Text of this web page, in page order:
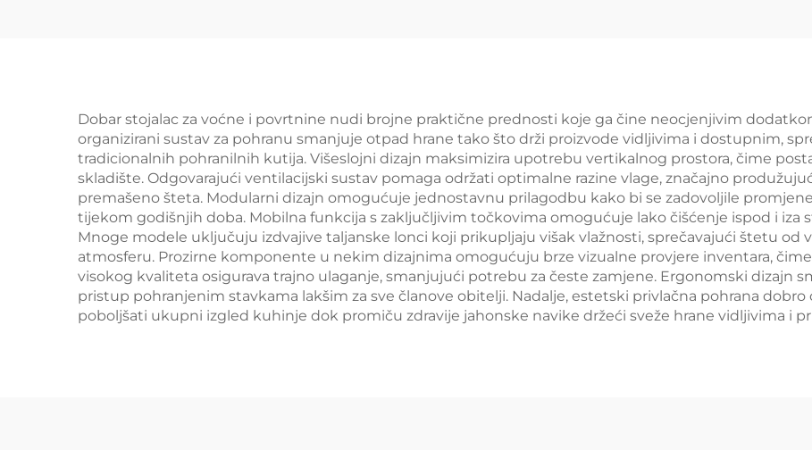
Dobar stojalac za voćne i povrtnine nudi brojne praktične prednosti koje ga čine neocjenjivim
organizirani sustav za pohranu smanjuje otpad hrane tako što drži proizvode vidljivima i dostupnim,
tradicionalnih pohranilnih kutija. Višeslojni dizajn maksimizira upotrebu vertikalnog prostora, čime
skladište. Odgovarajući ventilacijski sustav pomaga održati optimalne razine vlage, značajno
premašeno šteta. Modularni dizajn omogućuje jednostavnu prilagodbu kako bi se zadovoljile
tijekom godišnjih doba. Mobilna funkcija s zaključljivim točkovima omogućuje lako čišćenje ispod i iza
Mnoge modele uključuju izdvajive taljanske lonci koji prikupljaju višak vlažnosti, sprečavajući štetu od
atmosferu. Prozirne komponente u nekim dizajnima omogućuju brze vizualne provjere inventara,
visokog kvaliteta osigurava trajno ulaganje, smanjujući potrebu za česte zamjene. Ergonomski dizajn
pristup pohranjenim stavkama lakšim za sve članove obitelji. Nadalje, estetski privlačna pohrana
poboljšati ukupni izgled kuhinje dok promiču zdravije jahonske navike držeći sveže hrane vidljivima i